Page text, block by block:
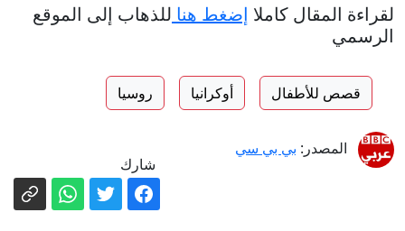
لقراءة المقال كاملا إضغط هنا للذهاب إلى الموقع
الرسمي
قصص للأطفال أوكرانيا روسيا
المصدر: بي بي سي
شارك